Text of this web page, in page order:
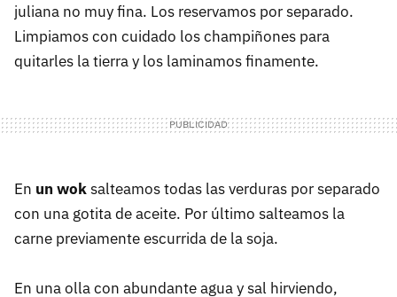
juliana no muy fina. Los reservamos por separado.
Limpiamos con cuidado los champiñones para
quitarles la tierra y los laminamos finamente.
En un woksalteamos todas las verduras por separado
con una gotita de aceite. Por último salteamos la
carne previamente escurrida de la soja.
En una olla con abundante agua y sal hirviendo,